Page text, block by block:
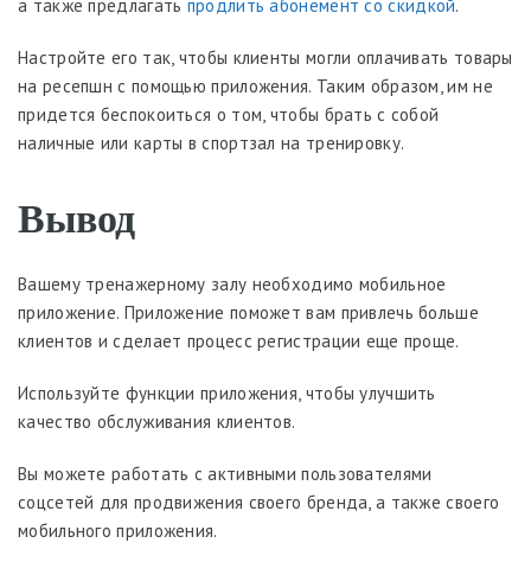
а также предлагать продлить абонемент со скидкой.
Настройте его так, чтобы клиенты могли оплачивать товары
на ресепшн с помощью приложения. Таким образом, им не
придется беспокоиться о том, чтобы брать с собой
наличные или карты в спортзал на тренировку.
Вывод
Вашему тренажерному залу необходимо мобильное
приложение. Приложение поможет вам привлечь больше
клиентов и сделает процесс регистрации еще проще.
Используйте функции приложения, чтобы улучшить
качество обслуживания клиентов.
Вы можете работать с активными пользователями
соцсетей для продвижения своего бренда, а также своего
мобильного приложения.